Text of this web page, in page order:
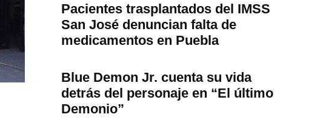
Pacientes trasplantados del IMSS
San José denuncian falta de
medicamentos en Puebla
Blue Demon Jr. cuenta su vida
detrás del personaje en “El último
Demonio”